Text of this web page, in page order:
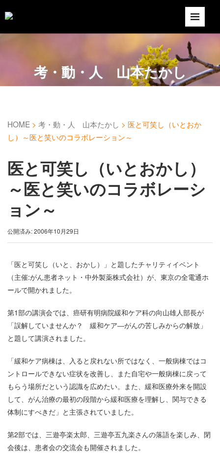
考・動・人 山本たかし
HOME > 考・動・人 山本たかし > 医と可笑し（いとおか
し）～医と笑いのコラボレーション～
医と可笑し（いとおかし）
～医と笑いのコラボレーシ
ョン～
公開済み: 2006年10月29日
「医と可笑し（いと、おかし）」と題したチャリティイベント
（主催:がん患者ネット・中外製薬株式会社）が、東京の全電通ホ
ールで開かれました。
第1部の講演会では、癌研有明病院緩和ケア科の向山雄人部長が
「誤解していませんか？ 緩和ケア―がんの苦しみからの解放」
と題して講演されました。
「緩和ケア病棟は、入ると戻れない所ではなく、一般病棟ではコ
ントロールできない症状を改善し、また自宅や一般病棟に戻って
もらう場所だという認識を広めたい。また、緩和医療外来を開設
して、がん治療の最初の段階から緩和医療を理解し、関与できる
体制にすべきだ」と主張されていました。
第2部では、三遊亭楽太郎、三遊亭五九楽さんの落語を楽しみ、閉
会後は、患者会の交流会も開催されました。